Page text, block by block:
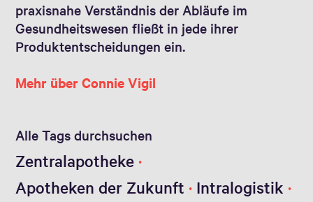
praxisnahe Verständnis der Abläufe im
Gesundheitswesen fließt in jede ihrer
Produktentscheidungen ein.
Mehr über Connie Vigil
Alle Tags durchsuchen
Zentralapotheke
Apotheken der Zukunft
Intralogistik